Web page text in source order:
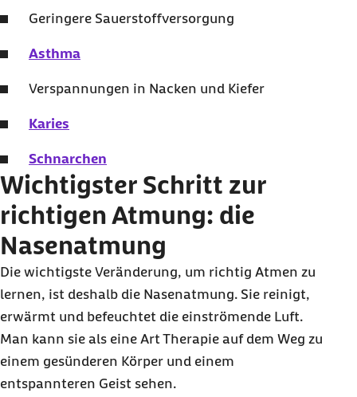
Geringere Sauerstoffversorgung
Asthma
Verspannungen in Nacken und Kiefer
Karies
Schnarchen
Wichtigster Schritt zur
richtigen Atmung: die
Nasenatmung
Die wichtigste Veränderung, um richtig Atmen zu
lernen, ist deshalb die Nasenatmung. Sie reinigt,
erwärmt und befeuchtet die einströmende Luft.
Man kann sie als eine Art Therapie auf dem Weg zu
einem gesünderen Körper und einem
entspannteren Geist sehen.